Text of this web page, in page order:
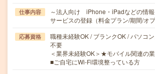
仕事内容
～法人向け iPhone・iPadなどの情
サービスの登録（料金プラン/期間/オ
応募資格
職種未経験OK / ブランクOK / パソコ
不要
＜業界未経験OK＞★モバイル関連の
■ご自宅にWi-Fi環境整っている方